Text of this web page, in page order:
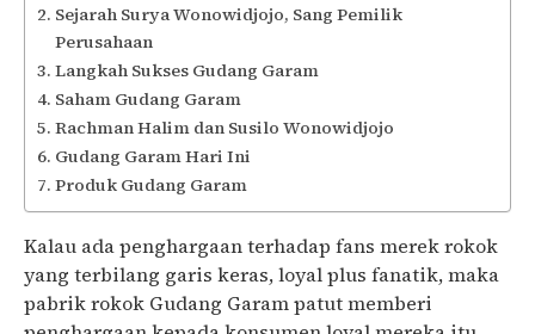
Sejarah Surya Wonowidjojo, Sang Pemilik
Perusahaan
Langkah Sukses Gudang Garam
Saham Gudang Garam
Rachman Halim dan Susilo Wonowidjojo
Gudang Garam Hari Ini
Produk Gudang Garam
Kalau ada penghargaan terhadap fans merek rokok
yang terbilang garis keras, loyal plus fanatik, maka
pabrik rokok Gudang Garam patut memberi